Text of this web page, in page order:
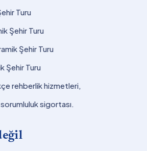
Turu
Şehir Turu
Şehir Turu
Şehir Turu
rehberlik hizmetleri,
sigortası.